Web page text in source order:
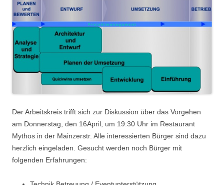
Der Arbeitskreis trifft sich zur Diskussion über das Vorgehen
am Donnerstag, den 16April, um 19:30 Uhr im Restaurant
Mythos in der Mainzerstr. Alle interessierten Bürger sind dazu
herzlich eingeladen. Gesucht werden noch Bürger mit
folgenden Erfahrungen: